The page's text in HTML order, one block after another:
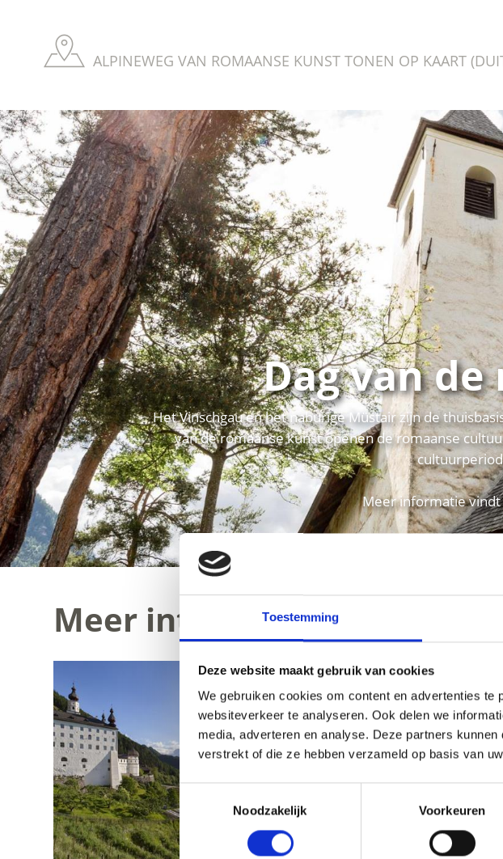
Toestemming
Deze website maakt gebruik van cookies
We gebruiken cookies om content en advertenties
websiteverkeer te analyseren. Ook delen we
media, adverteren en analyse. Deze partners
verstrekt of die ze hebben verzameld op basis van
Toestemmingsselectie
Noodzakelijk
Voorkeuren
ALPINEWEG VAN ROMAANSE KUNST TONEN OP KAART
Dag van
Het Vinschgau en het naburige Müstair zijn de
van de romaanse kunst openen de romaanse
Meer informatie
Meer interessante links